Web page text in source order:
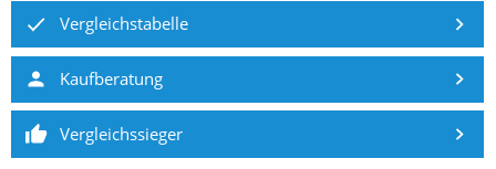
Vergleichstabelle
Kaufberatung
Vergleichssieger